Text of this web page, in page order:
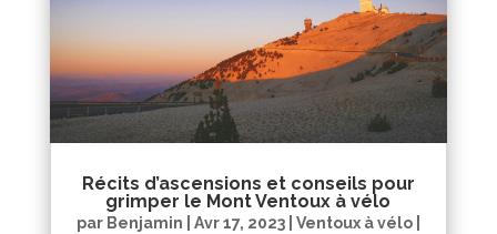
Récits d’ascensions et conseils pour
grimper le Mont Ventoux à vélo
par Benjamin Avr 17, 2023| Ventoux à vélo|